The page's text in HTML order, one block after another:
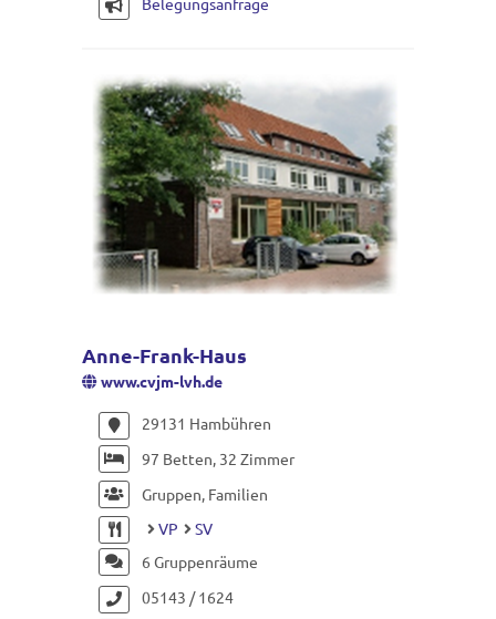
Anne-Frank-Haus
www.cvjm-lvh.de
29131 Hambühren
97 Betten, 32 Zimmer
Gruppen, Familien
VP
SV
6 Gruppenräume
05143 / 1624